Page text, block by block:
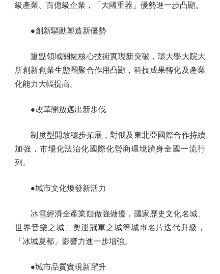
級產業、百億級企業，「大國重器」優勢進一步凸顯。
●創新驅動塑造新優勢
重點領域關鍵核心技術實現新突破，環大學大院大
所創新創業生態圈聚合作用凸顯，科技成果轉化及產業
化能力大幅提高。
●改革開放邁出新步伐
制度型開放穩步拓展，對俄及東北亞國際合作持續
加強，市場化法治化國際化營商環境躋身全國一流行
列。
●城市文化煥發新活力
冰雪經濟全產業鏈做強做優，國家歷史文化名城、
世界音樂之城、奧運冠軍之城等城市名片迭代升級，
「冰城夏都」影響力進一步增強。
●城市品質實現新躍升